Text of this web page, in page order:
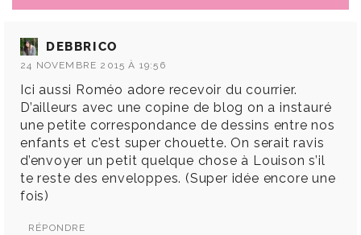
DEBBRICO
24 NOVEMBRE 2015 À 19:56
Ici aussi Roméo adore recevoir du courrier.
D’ailleurs avec une copine de blog on a instauré
une petite correspondance de dessins entre nos
enfants et c’est super chouette. On serait ravis
d’envoyer un petit quelque chose à Louison s’il
te reste des enveloppes. (Super idée encore une
fois)
RÉPONDRE